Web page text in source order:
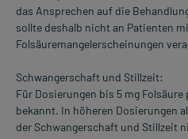
das Ansprechen auf die
sollte deshalb nicht an Patienten
Folsäuremangelerscheinungen
Schwangerschaft und Stillzeit:
Für Dosierungen bis 5 mg
bekannt. In höheren Dosierungen
der Schwangerschaft und Stillzeit